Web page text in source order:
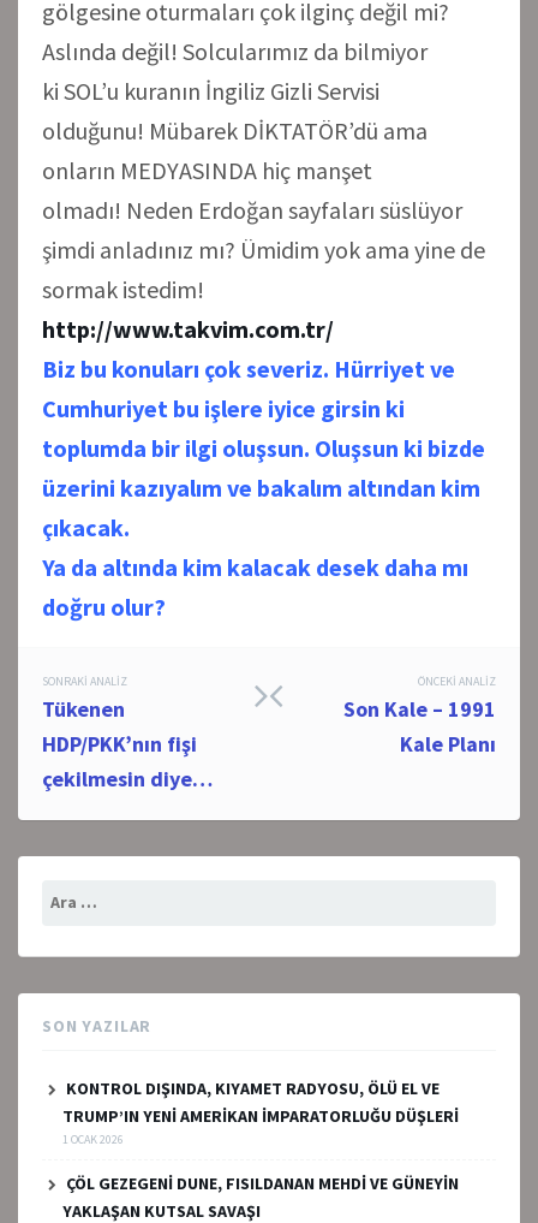
gölgesine oturmaları çok ilginç değil mi?
Aslında değil! Solcularımız da bilmiyor
ki SOL’u kuranın İngiliz Gizli Servisi
olduğunu! Mübarek DİKTATÖR’dü ama
onların MEDYASINDA hiç manşet
olmadı! Neden Erdoğan sayfaları süslüyor
şimdi anladınız mı? Ümidim yok ama yine de
sormak istedim!
http://www.takvim.com.tr/
Biz bu konuları çok severiz. Hürriyet ve
Cumhuriyet bu işlere iyice girsin ki
toplumda bir ilgi oluşsun. Oluşsun ki bizde
üzerini kazıyalım ve bakalım altından kim
çıkacak.
Ya da altında kim kalacak desek daha mı
doğru olur?
Post
navigation
ÖNCEKI ANALIZ
Son Kale – 1991
Kale Planı
SONRAKI ANALIZ
Tükenen
HDP/PKK’nın fişi
çekilmesin diye…
Arama:
SON YAZILAR
KONTROL DIŞINDA, KIYAMET RADYOSU, ÖLÜ EL VE
TRUMP’IN YENİ AMERİKAN İMPARATORLUĞU DÜŞLERİ
1 OCAK 2026
ÇÖL GEZEGENİ DUNE, FISILDANAN MEHDİ VE GÜNEYİN
YAKLAŞAN KUTSAL SAVAŞI